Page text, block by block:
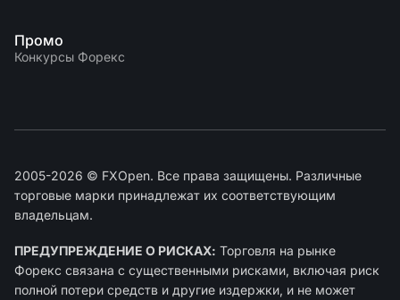
Промо
Конкурсы Форекс
2005-2026 © FXOpen. Все права защищены. Различные
торговые марки принадлежат их соответствующим
владельцам.
ПРЕДУПРЕЖДЕНИЕ О РИСКАХ: Торговля на рынке
Форекс связана с существенными рисками, включая риск
полной потери средств и другие издержки, и не может